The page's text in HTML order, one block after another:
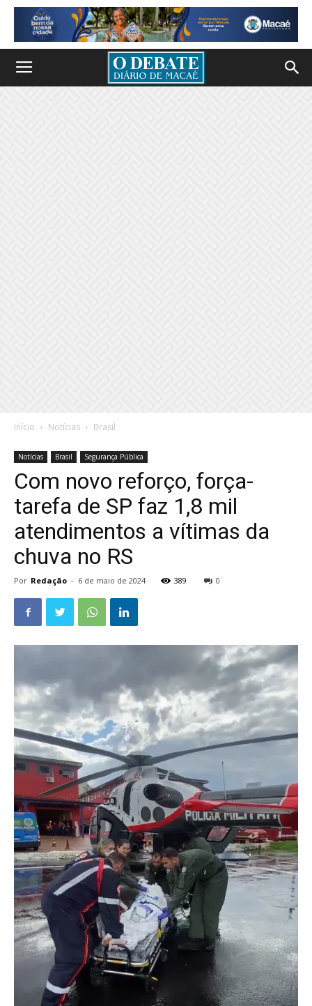
Início Notícias Brasil
Notícias Brasil Segurança Pública
Com novo reforço, força-
tarefa de SP faz 1,8 mil
atendimentos a vítimas da
chuva no RS
Por Redação - 6 de maio de 2024 389 0